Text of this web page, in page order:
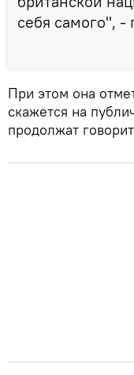
себя самого", -
При этом она
скажется на
продолжат